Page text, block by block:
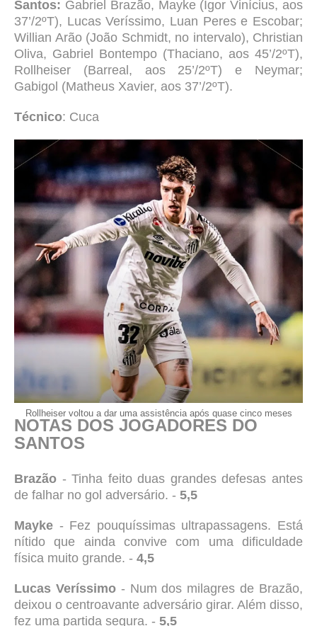
Santos: Gabriel Brazão, Mayke (Igor Vinícius, aos
37’/2ºT), Lucas Veríssimo, Luan Peres e Escobar;
Willian Arão (João Schmidt, no intervalo), Christian
Oliva, Gabriel Bontempo (Thaciano, aos 45’/2ºT),
Rollheiser (Barreal, aos 25’/2ºT) e Neymar;
Gabigol (Matheus Xavier, aos 37’/2ºT).
Técnico: Cuca
Rollheiser voltou a dar uma assistência após quase cinco meses
NOTAS DOS JOGADORES DO
SANTOS
Brazão - Tinha feito duas grandes defesas antes
de falhar no gol adversário. - 5,5
Mayke - Fez pouquíssimas ultrapassagens. Está
nítido que ainda convive com uma dificuldade
física muito grande. - 4,5
Lucas Veríssimo - Num dos milagres de Brazão,
deixou o centroavante adversário girar. Além disso,
fez uma partida segura. - 5,5